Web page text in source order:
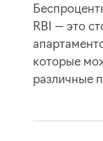
RBI — это
которые
различные